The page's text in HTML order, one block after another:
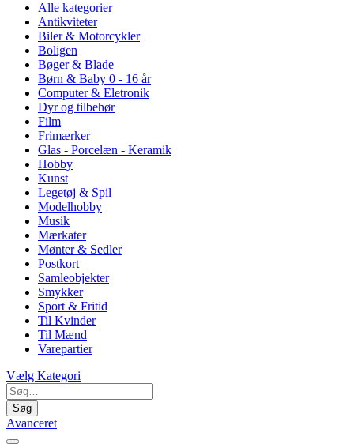
Alle kategorier
Antikviteter
Biler & Motorcykler
Boligen
Bøger & Blade
Børn & Baby 0 - 16 år
Computer & Eletronik
Dyr og tilbehør
Film
Frimærker
Glas - Porcelæn - Keramik
Hobby
Kunst
Legetøj & Spil
Modelhobby
Musik
Mærkater
Mønter & Sedler
Postkort
Samleobjekter
Smykker
Sport & Fritid
Til Kvinder
Til Mænd
Varepartier
Vælg Kategori
Søg
Avanceret